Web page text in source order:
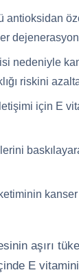
antioksidan
nedeniyle
riskini
için E
aşırı
E